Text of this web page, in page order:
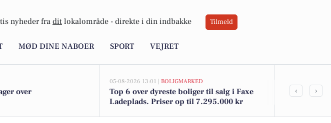
nyheder fra dit lokalområde - direkte i din indbakke Tilmeld
MØD DINE NABOER SPORT VEJRET
over
05-08-2026 13:01 | BOLIGMARKED
Top 6 over dyreste boliger til salg i Faxe
Ladeplads. Priser op til 7.295.000 kr
Michael
‹ ›